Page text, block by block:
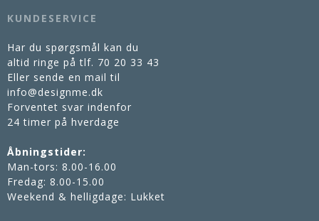
KUNDESERVICE
Har du spørgsmål kan du
altid ringe på tlf. 70 20 33 43
Eller sende en mail til
info@designme.dk
Forventet svar indenfor
24 timer på hverdage
Åbningstider:
Man-tors: 8.00-16.00
Fredag: 8.00-15.00
Weekend & helligdage: Lukket